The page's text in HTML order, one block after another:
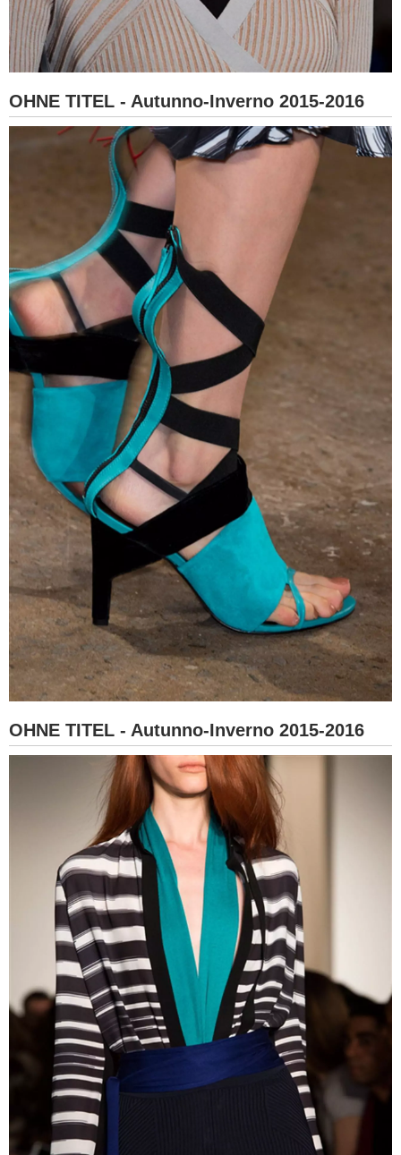
OHNE TITEL - Autunno-Inverno 2015-2016
OHNE TITEL - Autunno-Inverno 2015-2016